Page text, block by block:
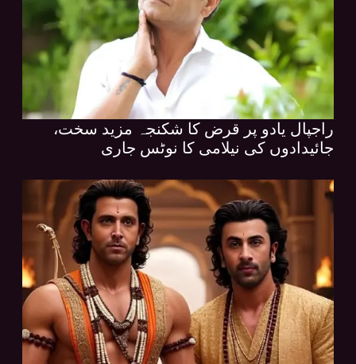
راجپال یادو پر قرض کا شکنجہ مزید سخت،
جائیدادوں کی نیلامی کا نوٹس جاری